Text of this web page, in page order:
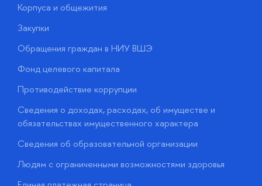
Корпуса и общежития
Закупки
Обращения граждан в НИУ ВШЭ
Фонд целевого капитала
Противодействие коррупции
Сведения о доходах, расходах, об имуществе и
обязательствах имущественного характера
Сведения об образовательной организации
Людям с ограниченными возможностями здоровья